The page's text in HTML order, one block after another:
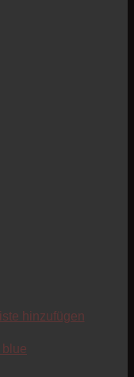
hinzufügen
blue